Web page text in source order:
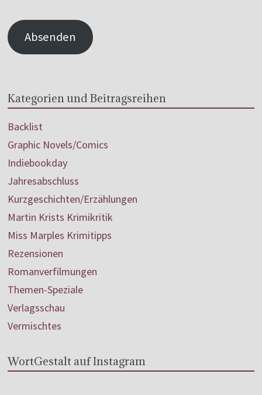
Absenden
Kategorien und Beitragsreihen
Backlist
Graphic Novels/Comics
Indiebookday
Jahresabschluss
Kurzgeschichten/Erzählungen
Martin Krists Krimikritik
Miss Marples Krimitipps
Rezensionen
Romanverfilmungen
Themen-Speziale
Verlagsschau
Vermischtes
WortGestalt auf Instagram